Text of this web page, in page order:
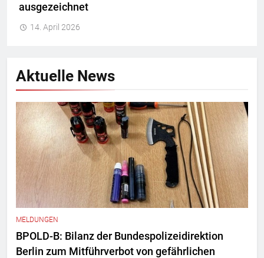
ausgezeichnet
14. April 2026
Aktuelle News
MELDUNGEN
BPOLD-B: Bilanz der Bundespolizeidirektion
Berlin zum Mitführverbot von gefährlichen